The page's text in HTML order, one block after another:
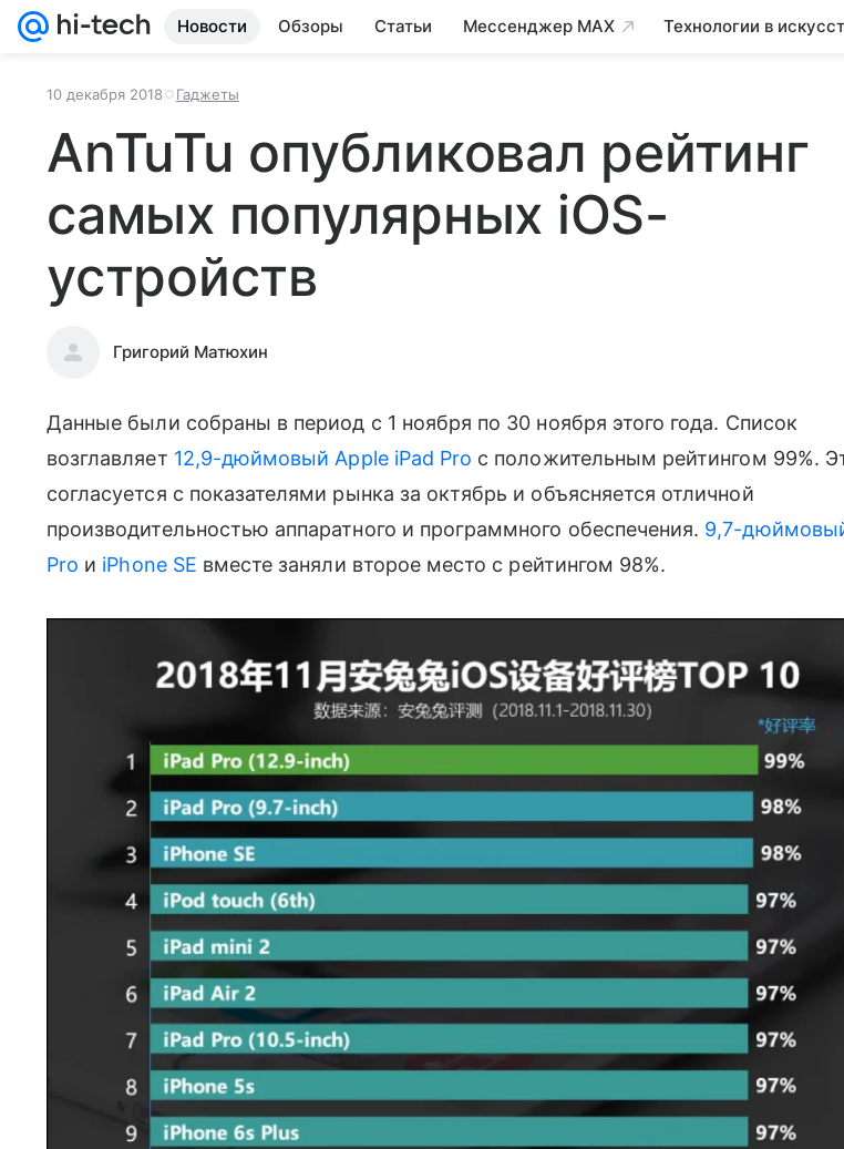
Новости Обзоры Статьи Мессенджер MAX Технологии в
10 декабря 2018 Гаджеты
AnTuTu опубликовал рейтинг
самых популярных iOS-
устройств
Григорий Матюхин
Данные были собраны в период с 1 ноября по 30 ноября этого года. Список
возглавляет 12,9-дюймовый Apple iPad Pro с положительным рейтингом 99%.
согласуется с показателями рынка за октябрь и объясняется отличной
производительностью аппаратного и программного обеспечения. 9,7-
Pro и iPhone SE вместе заняли второе место с рейтингом 98%.